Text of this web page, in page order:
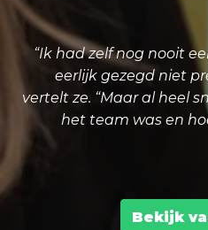
“Ik had zelf nog nooit
eerlijk gezegd niet
vertelt ze. “Maar al heel
het team was en
Bekijk